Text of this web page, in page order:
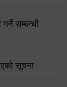
सम्बन्धी
सूचना